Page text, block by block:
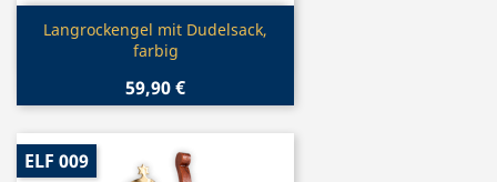
Vorschau
Langrockengel mit Dudelsack,
farbig
59,90 €
ELF 009